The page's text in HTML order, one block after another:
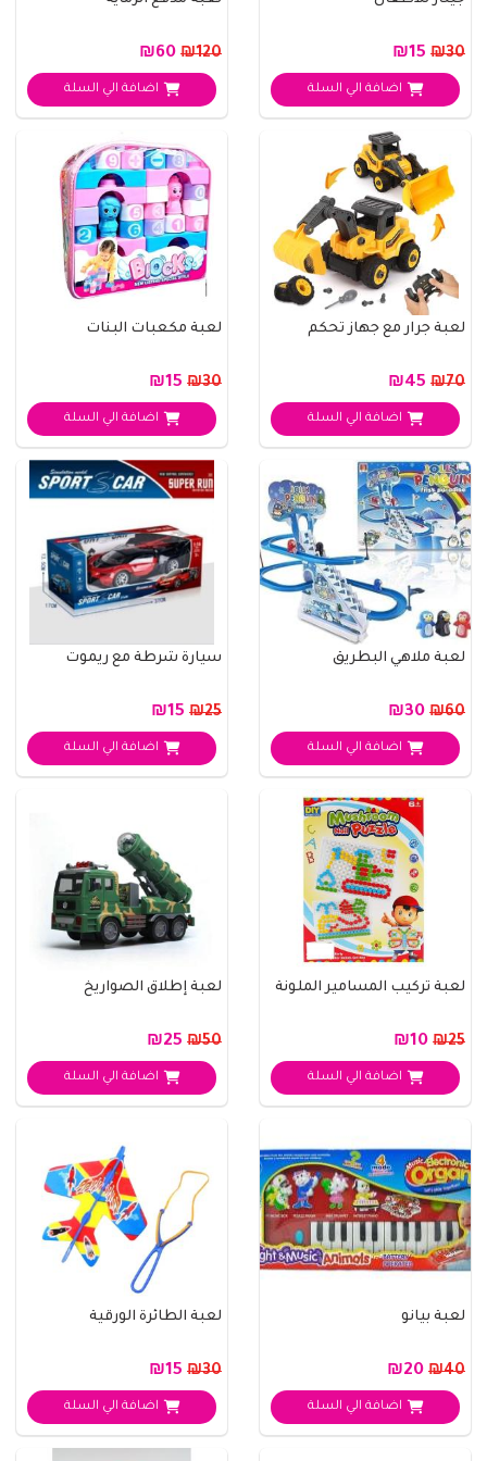
₪30
اضافة الي السلة
₪120
اضافة الي السلة
لعبة جرار مع جهاز تحكم
₪70
اضافة الي السلة
لعبة مكعبات البنات
₪30
اضافة الي السلة
لعبة ملاهي البطريق
₪60
اضافة الي السلة
سيارة شرطة مع ريموت
₪25
اضافة الي السلة
لعبة تركيب المسامير الملونة
₪25
اضافة الي السلة
لعبة إطلاق الصواريخ
₪50
اضافة الي السلة
لعبة بيانو
₪40
اضافة الي السلة
لعبة الطائرة الورقية
₪30
اضافة الي السلة